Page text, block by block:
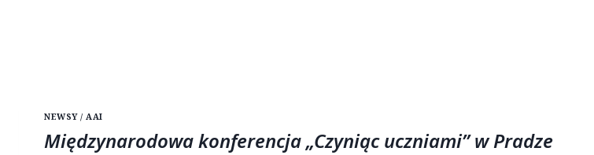
NEWSY / AAI
Międzynarodowa konferencja „Czyniąc uczniami” w Pradze